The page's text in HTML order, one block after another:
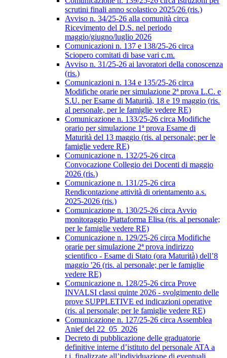
scrutini finali anno scolastico 2025/26 (ris.)
Avviso n. 34/25-26 alla comunità circa
Ricevimento del D.S. nel periodo
maggio/giugno/luglio 2026
Comunicazioni n. 137 e 138/25-26 circa
Sciopero comitati di base vari c.m.
Avviso n. 31/25-26 ai lavoratori della conoscenza
(ris.)
Comunicazioni n. 134 e 135/25-26 circa
Modifiche orarie per simulazione 2ª prova L.C. e
S.U. per Esame di Maturità, 18 e 19 maggio (ris.
al personale, per le famiglie vedere RE)
Comunicazione n. 133/25-26 circa Modifiche
orario per simulazione 1ª prova Esame di
Maturità del 13 maggio (ris. al personale; per le
famiglie vedere RE)
Comunicazione n. 132/25-26 circa
Convocazione Collegio dei Docenti di maggio
2026 (ris.)
Comunicazione n. 131/25-26 circa
Rendicontazione attività di orientamento a.s.
2025-2026 (ris.)
Comunicazione n. 130/25-26 circa Avvio
monitoraggio Piattaforma Elisa (ris. al personale;
per le famiglie vedere RE)
Comunicazione n. 129/25-26 circa Modifiche
orarie per simulazione 2ª prova indirizzo
scientifico - Esame di Stato (ora Maturità) dell’8
maggio '26 (ris. al personale; per le famiglie
vedere RE)
Comunicazione n. 128/25-26 circa Prove
INVALSI classi quinte 2026 - svolgimento delle
prove SUPPLETIVE ed indicazioni operative
(ris. al personale; per le famiglie vedere RE)
Comunicazione n. 127/25-26 circa Assemblea
Anief del 22_05_2026
Decreto di pubblicazione delle graduatorie
definitive interne d’istituto del personale ATA a